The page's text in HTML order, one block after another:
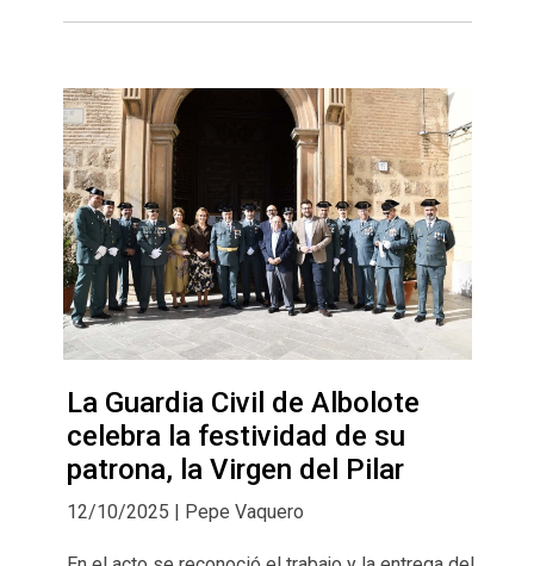
La Guardia Civil de Albolote
celebra la festividad de su
patrona, la Virgen del Pilar
12/10/2025 | Pepe Vaquero